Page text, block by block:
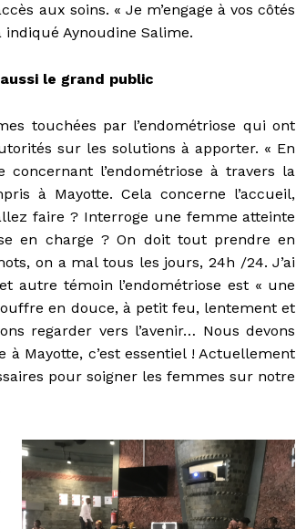
aux soins. « Je m’engage à vos côtés
indiqué Aynoudine Salime.
le grand public
touchées par l’endométriose qui ont
sur les solutions à apporter. « En
l’endométriose à travers la
à Mayotte. Cela concerne l’accueil,
faire ? Interroge une femme atteinte
en charge ? On doit tout prendre en
on a mal tous les jours, 24h /24. J’ai
autre témoin l’endométriose est « une
en douce, à petit feu, lentement et
regarder vers l’avenir… Nous devons
Mayotte, c’est essentiel ! Actuellement
pour soigner les femmes sur notre